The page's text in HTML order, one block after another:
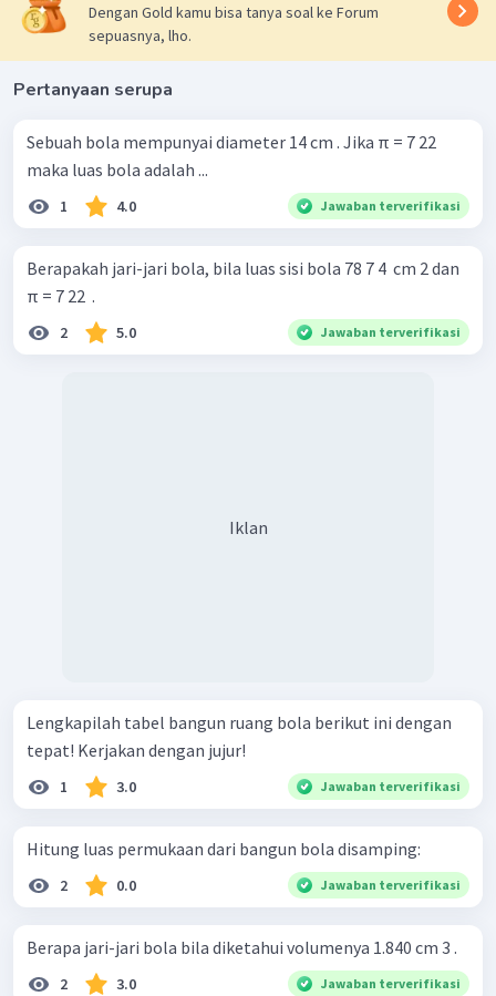
Dengan Gold kamu bisa tanya soal ke Forum
sepuasnya, lho.
Pertanyaan serupa
Sebuah bola mempunyai diameter 14 cm . Jika π = 7 22 ​
maka luas bola adalah ...
1 4.0 Jawaban terverifikasi
Berapakah jari-jari bola, bila luas sisi bola 78 7 4 ​ cm 2 dan
π = 7 22 ​ .
2 5.0 Jawaban terverifikasi
Iklan
Lengkapilah tabel bangun ruang bola berikut ini dengan
tepat! Kerjakan dengan jujur!
1 3.0 Jawaban terverifikasi
Hitung luas permukaan dari bangun bola disamping:
2 0.0 Jawaban terverifikasi
Berapa jari-jari bola bila diketahui volumenya 1.840 cm 3 .
2 3.0 Jawaban terverifikasi